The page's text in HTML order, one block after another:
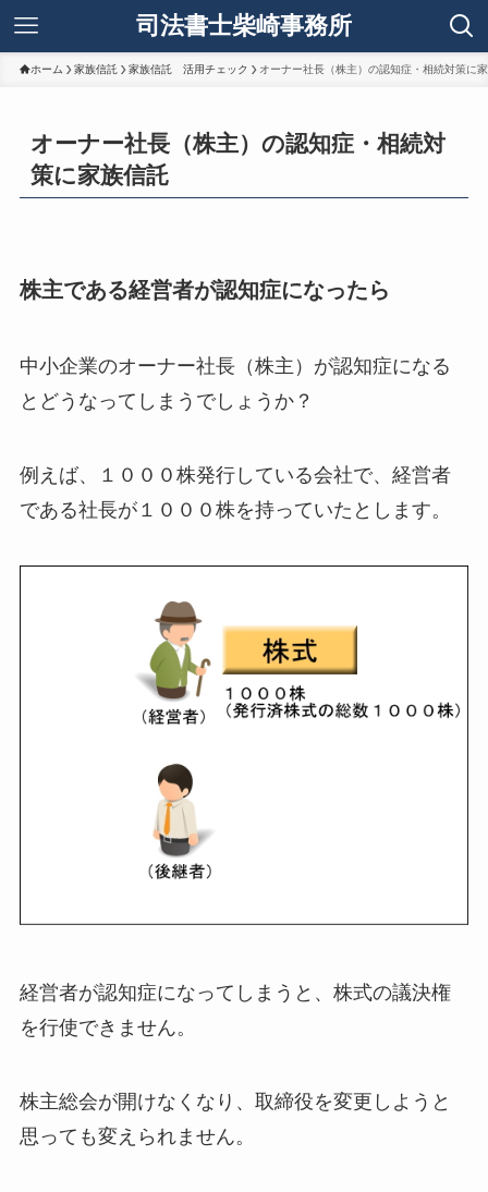
司法書士柴崎事務所
ホーム 家族信託 家族信託 活用チェック オーナー社長（株主）の認知症・相続対策に
オーナー社長（株主）の認知症・相続対
策に家族信託
株主である経営者が認知症になったら
中小企業のオーナー社長（株主）が認知症になる
とどうなってしまうでしょうか？
例えば、１０００株発行している会社で、経営者
である社長が１０００株を持っていたとします。
経営者が認知症になってしまうと、株式の議決権
を行使できません。
株主総会が開けなくなり、取締役を変更しようと
思っても変えられません。